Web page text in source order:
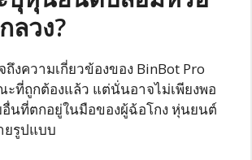
ลวง?
ถึงความเกี่ยวข้องของ BinBot Pro
ที่ถูกต้องแล้ว แต่นั่นอาจไม่เพียงพอ
นที่ตกอยู่ในมือของผู้ฉ้อโกง หุ่นยนต์
ยรูปแบบ